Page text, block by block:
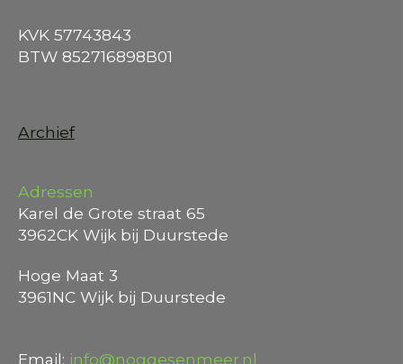
KVK 57743843
BTW 852716898B01
Archief
Adressen
Karel de Grote straat 65
3962CK Wijk bij Duurstede
Hoge Maat 3
3961NC Wijk bij Duurstede
Email: info@noggesenmeer.nl